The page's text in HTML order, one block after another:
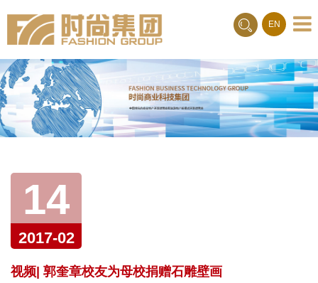
Toggle
EN
14
2017-02
视频| 郭奎章校友为母校捐赠石雕壁画